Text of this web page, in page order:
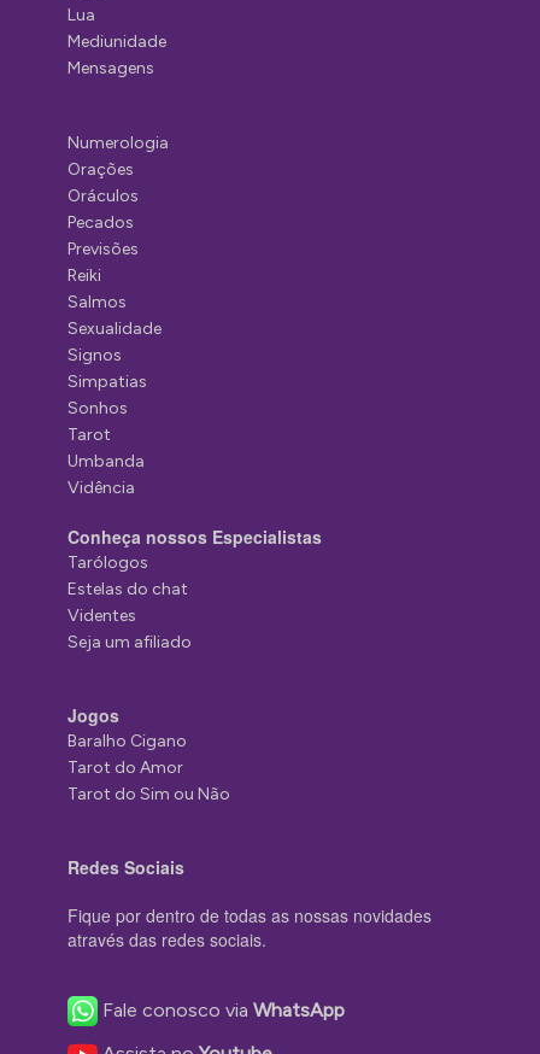
Lua
Mediunidade
Mensagens
Numerologia
Orações
Oráculos
Pecados
Previsões
Reiki
Salmos
Sexualidade
Signos
Simpatias
Sonhos
Tarot
Umbanda
Vidência
Conheça nossos Especialistas
Tarólogos
Estelas do chat
Videntes
Seja um afiliado
Jogos
Baralho Cigano
Tarot do Amor
Tarot do Sim ou Não
Redes Sociais
Fique por dentro de todas as nossas novidades
através das redes sociais.
Fale conosco viaWhatsApp